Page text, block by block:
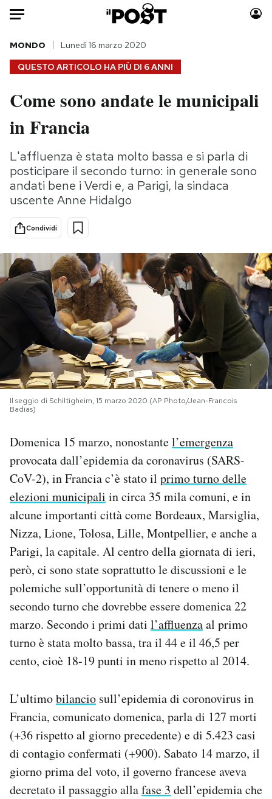
Auto
HOME
Italia
Politica
Tecnologia
Internet
Scienza
Cultura
Economia
Moda
Storie/Idee
Ok Boomer!
Media
PODCAST
NEWSLETTER
I MIEI PREFERITI
SHOP
CALENDARIO
AREA PERSONALE
Area Personale
Newsletter
Notifiche mobile
Regala il Post
Hai bisogno di aiuto?
Esci
QUESTO ARTICOLO HA PIÙ DI 6 ANNI
MONDO Lunedì 16 marzo 2020
Come sono andate le municipali
in Francia
L'affluenza è stata molto bassa e si parla di
posticipare il secondo turno: in generale sono
andati bene i Verdi e, a Parigi, la sindaca
uscente Anne Hidalgo
Condividi
Il seggio di Schiltigheim, 15 marzo 2020 (AP Photo/Jean-Francois
Badias)
Domenica 15 marzo, nonostantel’emergenza
provocata dall’epidemia da coronavirus (SARS-
CoV-2), in Francia c’è stato il primo turno delle
elezioni municipali in circa 35 mila comuni, e in
alcune importanti città come Bordeaux, Marsiglia,
Nizza, Lione, Tolosa, Lille, Montpellier, e anche a
Parigi, la capitale. Al centro della giornata di ieri,
però, ci sono state soprattutto le discussioni e le
polemiche sull’opportunità di tenere o meno il
secondo turno che dovrebbe essere domenica 22
marzo. Secondo i primi dati l’affluenzaal primo
turno è stata molto bassa, tra il 44 e il 46,5 per
cento, cioè 18-19 punti in meno rispetto al 2014.
L’ultimobilancio sull’epidemia di coronovirus in
Francia, comunicato domenica, parla di 127 morti
(+36 rispetto al giorno precedente) e di 5.423 casi
di contagio confermati (+900). Sabato 14 marzo, il
giorno prima del voto, il governo francese aveva
decretato il passaggio allafase 3 dell’epidemia che